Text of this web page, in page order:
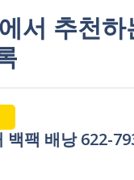
서 추천
백팩 배낭 622-